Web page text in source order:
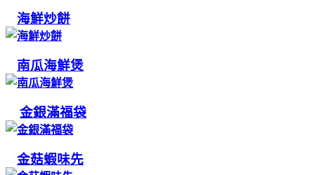
海鮮炒餅
南瓜海鮮煲
金銀滿福袋
金菇蝦味先